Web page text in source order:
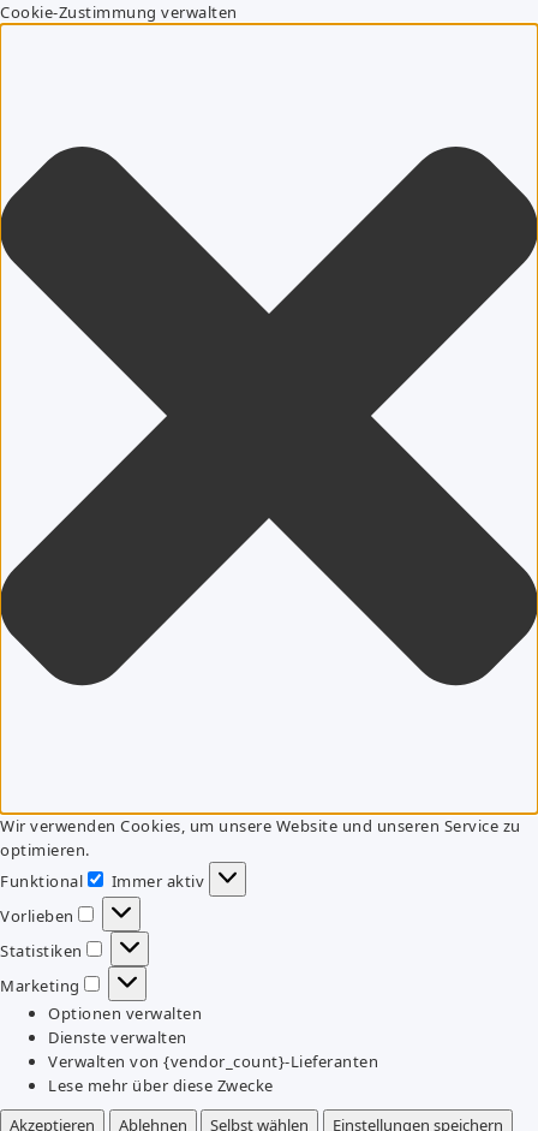
Cookie-Zustimmung verwalten
Wir verwenden Cookies, um unsere Website und unseren Service zu
optimieren.
Funktional
Funktional
Immer aktiv
Vorlieben
Vorlieben
Statistiken
Statistiken
Marketing
Marketing
Optionen verwalten
Dienste verwalten
Verwalten von {vendor_count}-Lieferanten
Lese mehr über diese Zwecke
Akzeptieren
Ablehnen Selbst wählen
Einstellungen speichern